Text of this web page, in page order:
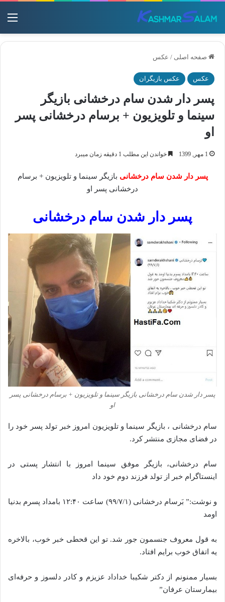
صفحه اصلی / عکس
عکس عکس بازیگران
پسر دار شدن سام درخشانی بازیگر
سینما و تلویزیون + برسام درخشانی پسر
او
1 مهر, 1399 خواندن این مطلب 1 دقیقه زمان میبرد
پسر دار شدن سام درخشانی بازیگر سینما و تلویزیون + برسام
درخشانی پسر او
پسر دار شدن سام درخشانی
پسر دار شدن سام درخشانی بازیگر سینما و تلویزیون + برسام درخشانی پسر
او
سام درخشانی ، بازیگر سینما و تلویزیون امروز خبر تولد پسر خود را
در فضای مجازی منتشر کرد.
سام درخشانی، بازیگر موفق سینما امروز با انتشار پستی در
اینستاگرام خبر از تولد فرزند دوم خود داد
و نوشت:” بَرسام درخشانی (۹۹/۷/۱) ساعت ۱۲:۴۰ بامداد پسرم بدنیا
اومد
به قول معروف جنسمون جور شد. تو این قحطی خبر خوب، بالاخره
یه اتفاق خوب برایم افتاد.
بسیار ممنونم از دکتر شکیبا خداداد عزیزم و کادر دلسوز و حرفه‌ای
بیمارستان عرفان”